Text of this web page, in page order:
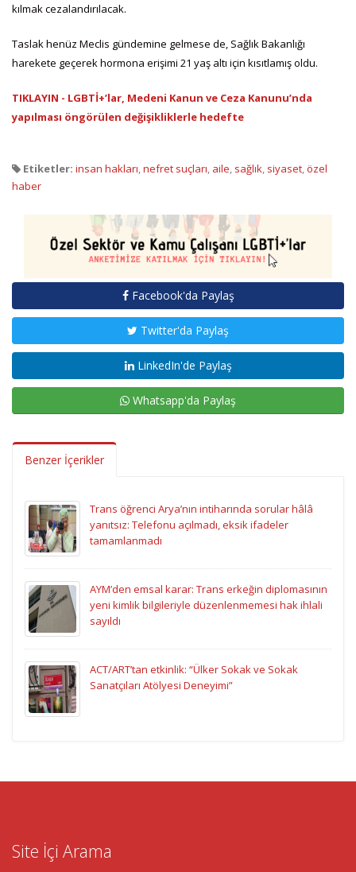
kılmak cezalandırılacak.
Taslak henüz Meclis gündemine gelmese de, Sağlık Bakanlığı
harekete geçerek hormona erişimi 21 yaş altı için kısıtlamış oldu.
TIKLAYIN - LGBTİ+’lar, Medeni Kanun ve Ceza Kanunu’nda
yapılması öngörülen değişikliklerle hedefte
Etiketler: insan hakları,nefret suçları, aile, sağlık, siyaset,özel
haber
Facebook'da Paylaş
Twitter'da Paylaş
LinkedIn'de Paylaş
Whatsapp'da Paylaş
Benzer İçerikler
Trans öğrenci Arya’nın intiharında sorular hâlâ
yanıtsız: Telefonu açılmadı, eksik ifadeler
tamamlanmadı
AYM’den emsal karar: Trans erkeğin diplomasının
yeni kimlik bilgileriyle düzenlenmemesi hak ihlali
sayıldı
ACT/ART’tan etkinlik: “Ülker Sokak ve Sokak
Sanatçıları Atölyesi Deneyimi”
Site İçi Arama